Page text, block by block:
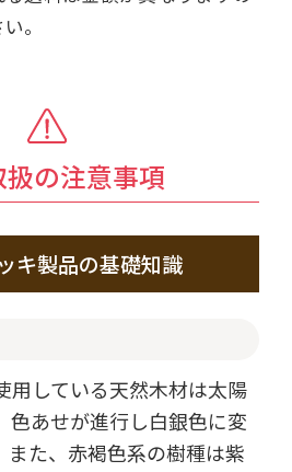
。
の注意事項
キ製品の基礎知識
用している天然木材は太陽
色あせが進行し白銀色に変
また、赤褐色系の樹種は紫